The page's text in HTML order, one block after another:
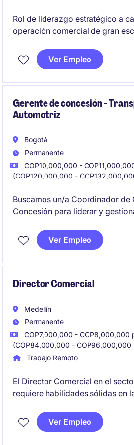
Rol de liderazgo estratégico a
operación comercial de gran
Ver Empleo
Gerente de concesión -
Automotriz
Bogotá
Permanente
COP10,000,000 -
(COP120,000,000 -
Buscamos un/a Coordinador de
Concesión para liderar y
transporte/automotriz. Este rol
supervisión de procesos,
Ver Empleo
Director Comercial
Medellín
Permanente
COP7,000,000 - COP8,000,000
(COP84,000,000 - COP96,000,000
Trabajo Remoto
El Director Comercial en el
requiere habilidades sólidas en
garantizar el crecimiento
organización. Este rol implica
Ver Empleo